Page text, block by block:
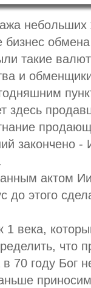
такие
и
здесь
закончено -
актом
до этого
века,
что
70 году Бог